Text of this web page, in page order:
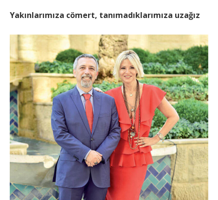
Yakınlarımıza cömert, tanımadıklarımıza uzağız